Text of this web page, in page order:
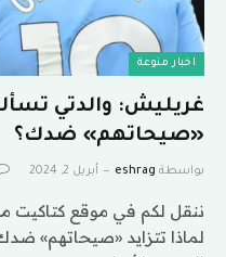
اخبار منوعة
غريليش: والدتي
«صيحاتهم» ضدك؟
بواسطة eshrag أبريل 2, 2024
ننقل لكم في موقع كتاكيت
لماذا تتزايد «صيحاتهم»